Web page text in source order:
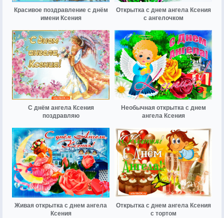
Красивое поздравление с днём
имени Ксения
Открытка с днем ангела Ксения
с ангелочком
С днём ангела Ксения
поздравляю
Необычная открытка с днем
ангела Ксения
Живая открытка с днем ангела
Ксения
Открытка с днем ангела Ксения
с тортом